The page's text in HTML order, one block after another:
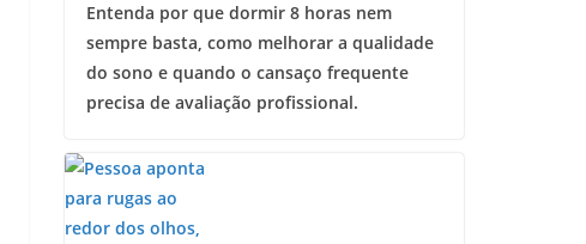
Entenda por que dormir 8 horas nem
sempre basta, como melhorar a qualidade
do sono e quando o cansaço frequente
precisa de avaliação profissional.